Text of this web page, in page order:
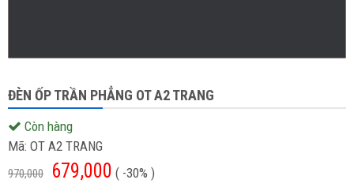
ĐÈN ỐP TRẦN PHẲNG OT A2 TRANG
Còn hàng
Mã: OT A2 TRANG
970,000 679,000 ( -30% )